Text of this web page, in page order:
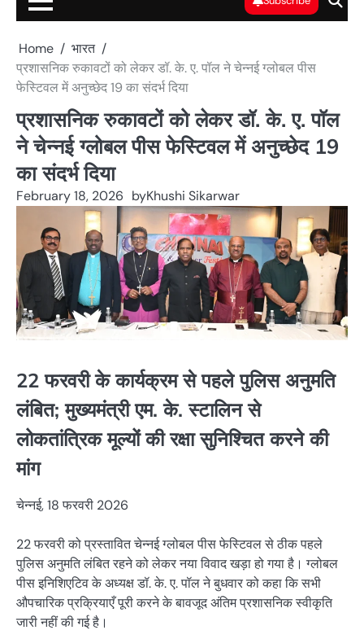
Home
भारत
प्रशासनिक रुकावटों को लेकर डॉ. के. ए. पॉल ने चेन्नई ग्लोबल पीस
फेस्टिवल में अनुच्छेद 19 का संदर्भ दिया
प्रशासनिक रुकावटों को लेकर डॉ. के. ए. पॉल
ने चेन्नई ग्लोबल पीस फेस्टिवल में अनुच्छेद 19
का संदर्भ दिया
February 18, 2026 byKhushi Sikarwar
22 फरवरी के कार्यक्रम से पहले पुलिस अनुमति
लंबित; मुख्यमंत्री एम. के. स्टालिन से
लोकतांत्रिक मूल्यों की रक्षा सुनिश्चित करने की
मांग
चेन्नई, 18 फरवरी 2026
22 फरवरी को प्रस्तावित चेन्नई ग्लोबल पीस फेस्टिवल से ठीक पहले
पुलिस अनुमति लंबित रहने को लेकर नया विवाद खड़ा हो गया है। ग्लोबल
पीस इनिशिएटिव के अध्यक्ष डॉ. के. ए. पॉल ने बुधवार को कहा कि सभी
औपचारिक प्रक्रियाएँ पूरी करने के बावजूद अंतिम प्रशासनिक स्वीकृति
जारी नहीं की गई है।